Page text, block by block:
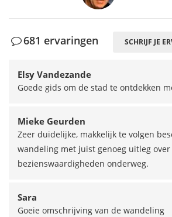
681 ervaringen SCHRIJF JE
Elsy Vandezande
Goede gids om de stad te ontdekken
Mieke Geurden
Zeer duidelijke, makkelijk te volgen
wandeling met juist genoeg uitleg over
bezienswaardigheden onderweg.
Sara
Goeie omschrijving van de wandeling